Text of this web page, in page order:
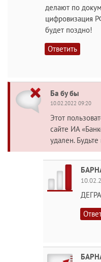
делают по
цифровизация
будет поздно!
Ответить
Ба бу бы
10.02.2022 09:20
Этот
сайте ИА
удален.